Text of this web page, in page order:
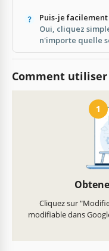
Puis-je
Oui, cliquez
n'importe quelle
Comment
1
Cliquez sur
modifiable dans